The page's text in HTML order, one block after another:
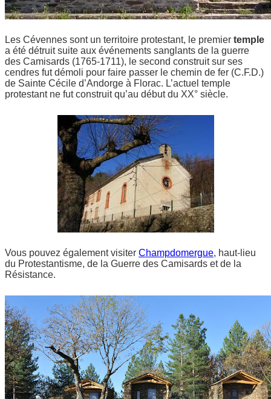
Les Cévennes sont un territoire protestant, le premier temple
a été détruit suite aux événements sanglants de la guerre
des Camisards (1765-1711), le second construit sur ses
cendres fut démoli pour faire passer le chemin de fer (C.F.D.)
de Sainte Cécile d’Andorge à Florac. L’actuel temple
protestant ne fut construit qu’au début du XX° siècle.
Vous pouvez également visiter Champdomergue, haut-lieu
du Protestantisme, de la Guerre des Camisards et de la
Résistance.